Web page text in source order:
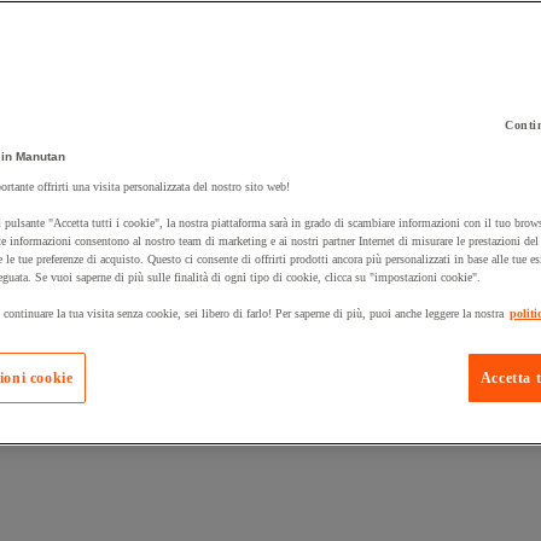
un prodotto:
Manutan Expert
Prodotti in
Manutan
offrirti una visita personalizzata del nostro sito web!
pulsante "Accetta tutti i cookie", la nostra piattaforma sarà in grado di scambiare informazioni con il tuo
informazioni consentono al nostro team di marketing e ai nostri partner Internet di misurare le prestazioni
le tue preferenze di acquisto. Questo ci consente di offrirti prodotti ancora più personalizzati in base alle tue
Se vuoi saperne di più sulle finalità di ogni tipo di cookie, clicca su "impostazioni cookie".
la tua visita senza cookie, sei libero di farlo! Per saperne di più, puoi anche leggere la nostra
Accetta
cookie